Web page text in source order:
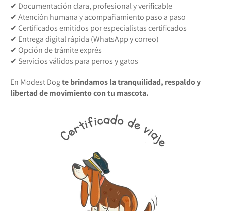
✔ Documentación clara, profesional y verificable
✔ Atención humana y acompañamiento paso a paso
✔ Certificados emitidos por especialistas certificados
✔ Entrega digital rápida (WhatsApp y correo)
✔ Opción de trámite exprés
✔ Servicios válidos para perros y gatos
En Modest Dogte brindamos la tranquilidad, respaldo y
libertad de movimiento con tu mascota.